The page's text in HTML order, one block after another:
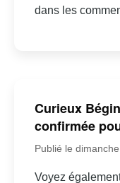
dans les
Curieux
confirmée
Publié le
Voyez